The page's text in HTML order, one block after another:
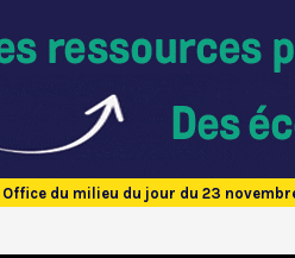
Office du milieu du jour du 23